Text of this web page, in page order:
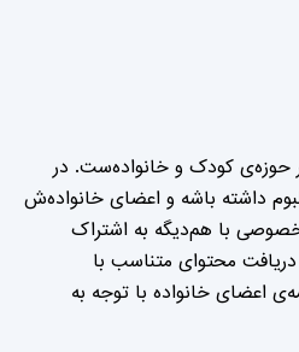
حوزه‌ی کودک و خانواده‌ست. در
داشته باشه و اعضای خانواده‌ش
با هم‌دیگه به اشتراک
محتوای متناسب با
اعضای خانواده با توجه به